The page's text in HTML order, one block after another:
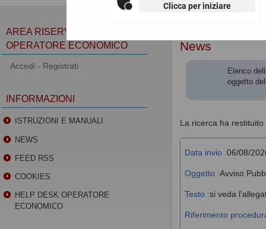
Sei qui: Home
Clicca per iniziare
News
Elenco
oggetto
La ricerca ha
Data invio :06/08/
Oggetto :Avviso
Testo :si veda
Riferimento
AREA RISERVATA
OPERATORE ECONOMICO
Accedi - Registrati
INFORMAZIONI
ISTRUZIONI E MANUALI
NEWS
FEED RSS
COOKIES
HELP DESK OPERATORE
ECONOMICO